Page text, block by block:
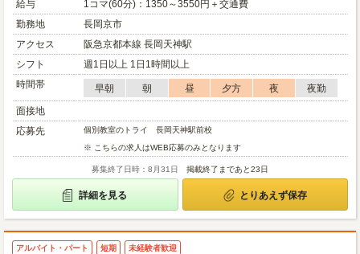
給与
1コマ(60分)：1350～3550円＋交通費
勤務地
長岡京市
アクセス
阪急京都本線 長岡天神駅
シフト
週1日以上 1日1時間以上
時間帯
早朝 朝 昼 夕方 夜
夜勤
面接地
応募先
個別教室のトライ 長岡天神駅前校
※ こちらの求人はWEB応募のみとなります
募集終了日時：8月31日 掲載終了まであと23日
詳細を見る とりあえず保存
アルバイト・パート 短期 未経験者歓迎